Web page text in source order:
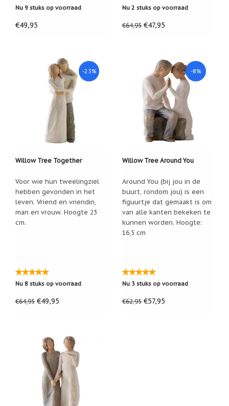
Nu 9 stuks op voorraad
€49,95
Nu 2 stuks op voorraad
€64,95 €47,95
-23%
Willow Tree Together
Voor wie hun tweelingziel
hebben gevonden in het
leven. Vriend en vriendin,
man en vrouw. Hoogte 23
cm.
Nu 8 stuks op voorraad
€64,95 €49,95
-8%
Willow Tree Around You
Around You (bij jou in de
buurt, rondom jou) is een
figuurtje dat gemaakt is om
van alle kanten bekeken te
kunnen worden. Hoogte:
16,5 cm
Nu 3 stuks op voorraad
€62,95 €57,95